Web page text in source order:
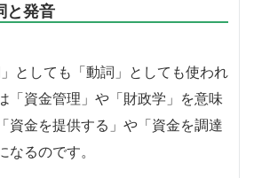
と発音
としても「動詞」としても使われ
「資金管理」や「財政学」を意味
資金を提供する」や「資金を調達
るのです。